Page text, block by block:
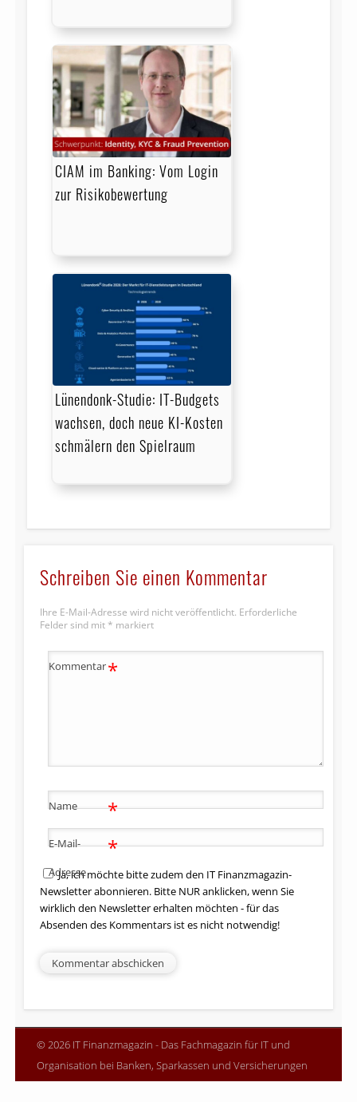
CIAM im Banking: Vom Login
zur Risikobewertung
Lünendonk-Studie: IT-Budgets
wachsen, doch neue KI-Kosten
schmälern den Spielraum
Schreiben Sie einen Kommentar
Ihre E-Mail-Adresse wird nicht veröffentlicht. Erforderliche
Felder sind mit * markiert
Kommentar*
Name *
E-Mail-
Adresse
*
Ja, ich möchte bitte zudem den IT Finanzmagazin-
Newsletter abonnieren. Bitte NUR anklicken, wenn Sie
wirklich den Newsletter erhalten möchten - für das
Absenden des Kommentars ist es nicht notwendig!
© 2026 IT Finanzmagazin - Das Fachmagazin für IT und
Organisation bei Banken, Sparkassen und Versicherungen